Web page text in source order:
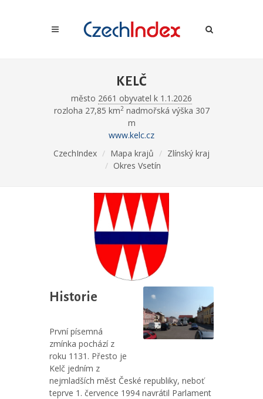
KELČ
město 2661 obyvatel k 1.1.2026
rozloha 27,85 km2nadmořská výška 307
m
www.kelc.cz
CzechIndex
Mapa krajů
Zlínský kraj
Okres Vsetín
Historie
První písemná
zmínka pochází z
roku 1131. Přesto je
Kelč jedním z
nejmladších měst České republiky, neboť
teprve 1. července 1994 navrátil Parlament